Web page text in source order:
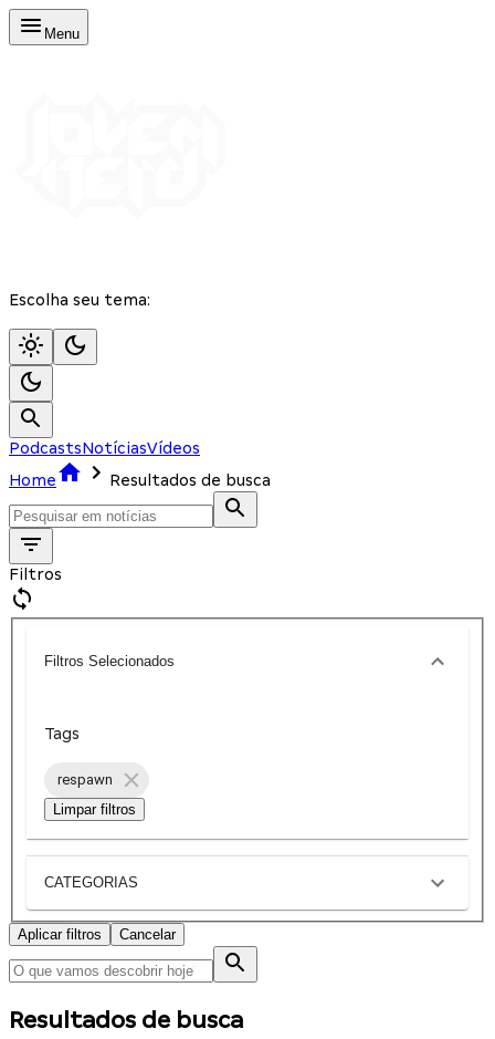
Menu
Escolha seu tema:
PodcastsNotíciasVídeos
Home
Resultados de busca
Filtros
Filtros Selecionados
Tags
respawn
Limpar filtros
CATEGORIAS
Aplicar filtros Cancelar
Resultados de busca